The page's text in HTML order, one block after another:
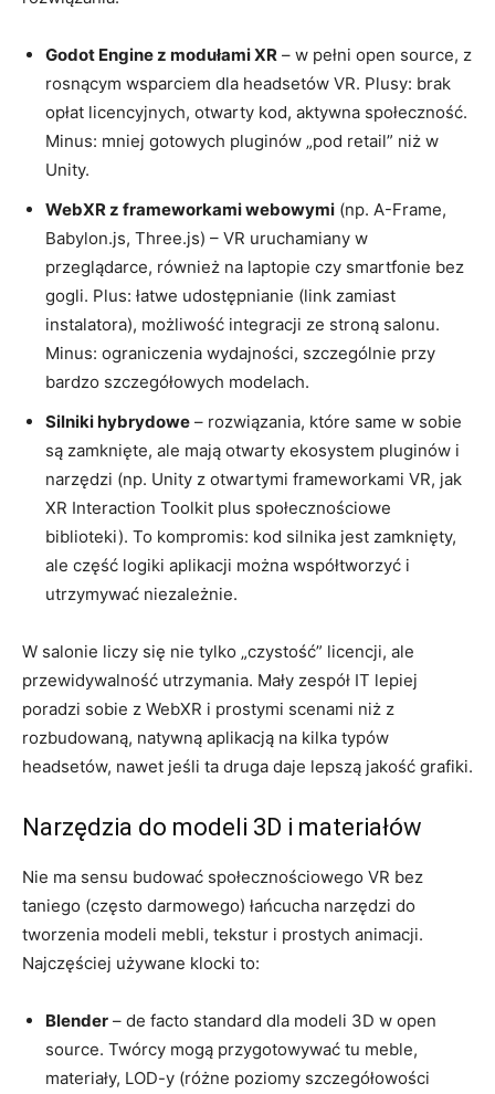
Godot Engine z modułami XR – w pełni open source, z
rosnącym wsparciem dla headsetów VR. Plusy: brak
opłat licencyjnych, otwarty kod, aktywna społeczność.
Minus: mniej gotowych pluginów „pod retail” niż w
Unity.
WebXR z frameworkami webowymi (np. A-Frame,
Babylon.js, Three.js) – VR uruchamiany w
przeglądarce, również na laptopie czy smartfonie bez
gogli. Plus: łatwe udostępnianie (link zamiast
instalatora), możliwość integracji ze stroną salonu.
Minus: ograniczenia wydajności, szczególnie przy
bardzo szczegółowych modelach.
Silniki hybrydowe – rozwiązania, które same w sobie
są zamknięte, ale mają otwarty ekosystem pluginów i
narzędzi (np. Unity z otwartymi frameworkami VR, jak
XR Interaction Toolkit plus społecznościowe
biblioteki). To kompromis: kod silnika jest zamknięty,
ale część logiki aplikacji można współtworzyć i
utrzymywać niezależnie.
W salonie liczy się nie tylko „czystość” licencji, ale
przewidywalność utrzymania. Mały zespół IT lepiej
poradzi sobie z WebXR i prostymi scenami niż z
rozbudowaną, natywną aplikacją na kilka typów
headsetów, nawet jeśli ta druga daje lepszą jakość grafiki.
Narzędzia do modeli 3D i materiałów
Nie ma sensu budować społecznościowego VR bez
taniego (często darmowego) łańcucha narzędzi do
tworzenia modeli mebli, tekstur i prostych animacji.
Najczęściej używane klocki to:
Blender – de facto standard dla modeli 3D w open
source. Twórcy mogą przygotowywać tu meble,
materiały, LOD-y (różne poziomy szczegółowości